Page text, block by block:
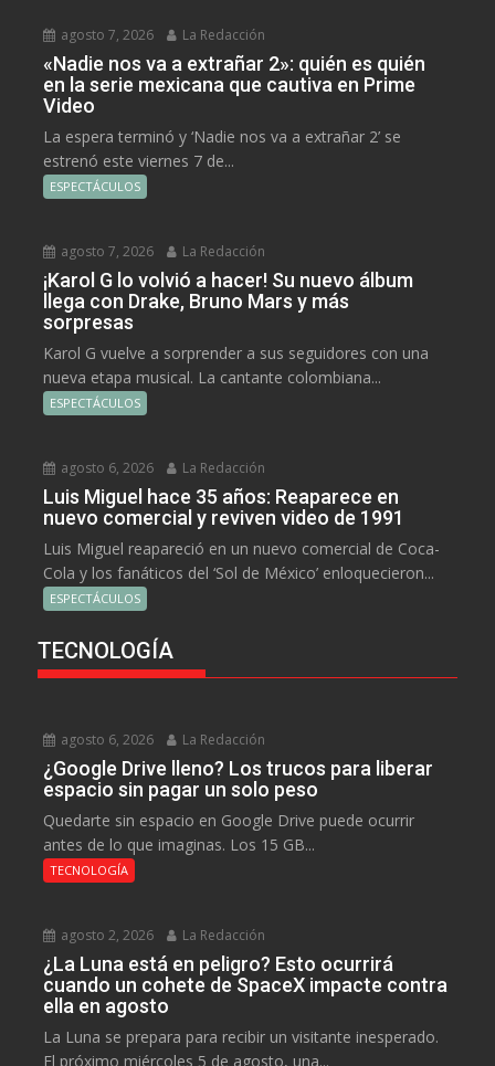
agosto 7, 2026 La Redacción
«Nadie nos va a extrañar 2»: quién es quién
en la serie mexicana que cautiva en Prime
Video
La espera terminó y ‘Nadie nos va a extrañar 2’ se
estrenó este viernes 7 de...
ESPECTÁCULOS
agosto 7, 2026 La Redacción
¡Karol G lo volvió a hacer! Su nuevo álbum
llega con Drake, Bruno Mars y más
sorpresas
Karol G vuelve a sorprender a sus seguidores con una
nueva etapa musical. La cantante colombiana...
ESPECTÁCULOS
agosto 6, 2026 La Redacción
Luis Miguel hace 35 años: Reaparece en
nuevo comercial y reviven video de 1991
Luis Miguel reapareció en un nuevo comercial de Coca-
Cola y los fanáticos del ‘Sol de México’ enloquecieron...
ESPECTÁCULOS
TECNOLOGÍA
agosto 6, 2026 La Redacción
¿Google Drive lleno? Los trucos para liberar
espacio sin pagar un solo peso
Quedarte sin espacio en Google Drive puede ocurrir
antes de lo que imaginas. Los 15 GB...
TECNOLOGÍA
agosto 2, 2026 La Redacción
¿La Luna está en peligro? Esto ocurrirá
cuando un cohete de SpaceX impacte contra
ella en agosto
La Luna se prepara para recibir un visitante inesperado.
El próximo miércoles 5 de agosto, una...